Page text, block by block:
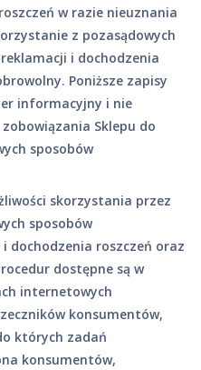
w razie nieuznania
z pozasądowych
i dochodzenia
Poniższe zapisy
informacyjny i nie
Sklepu do
sposobów
skorzystania przez
sposobów
dochodzenia roszczeń oraz
dostępne są w
internetowych
konsumentów,
których zadań
konsumentów,